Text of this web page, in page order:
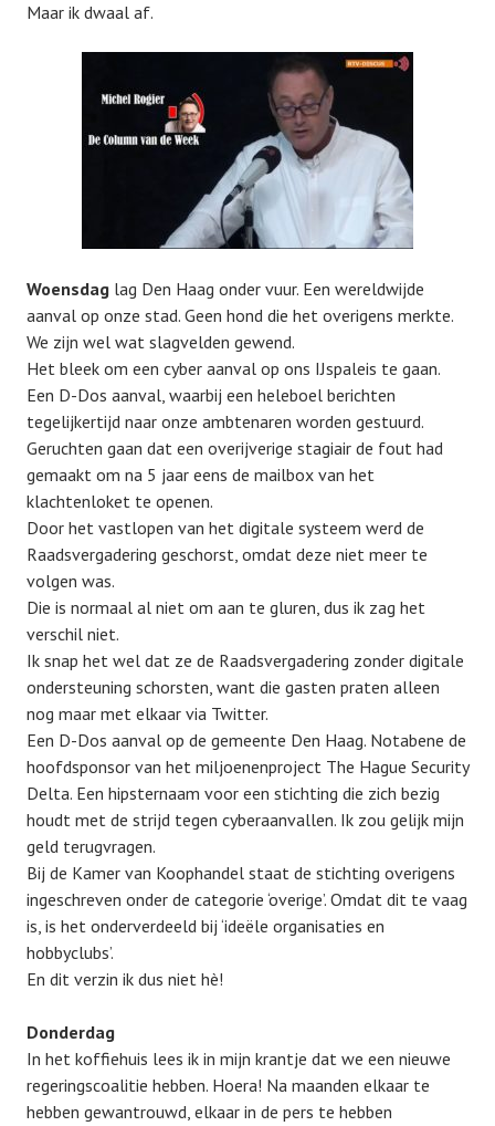
Maar ik dwaal af.
Woensdag lag Den Haag onder vuur. Een wereldwijde
aanval op onze stad. Geen hond die het overigens merkte.
We zijn wel wat slagvelden gewend.
Het bleek om een cyber aanval op ons IJspaleis te gaan.
Een D-Dos aanval, waarbij een heleboel berichten
tegelijkertijd naar onze ambtenaren worden gestuurd.
Geruchten gaan dat een overijverige stagiair de fout had
gemaakt om na 5 jaar eens de mailbox van het
klachtenloket te openen.
Door het vastlopen van het digitale systeem werd de
Raadsvergadering geschorst, omdat deze niet meer te
volgen was.
Die is normaal al niet om aan te gluren, dus ik zag het
verschil niet.
Ik snap het wel dat ze de Raadsvergadering zonder digitale
ondersteuning schorsten, want die gasten praten alleen
nog maar met elkaar via Twitter.
Een D-Dos aanval op de gemeente Den Haag. Notabene de
hoofdsponsor van het miljoenenproject The Hague Security
Delta. Een hipsternaam voor een stichting die zich bezig
houdt met de strijd tegen cyberaanvallen. Ik zou gelijk mijn
geld terugvragen.
Bij de Kamer van Koophandel staat de stichting overigens
ingeschreven onder de categorie ‘overige’. Omdat dit te vaag
is, is het onderverdeeld bij ‘ideële organisaties en
hobbyclubs’.
En dit verzin ik dus niet hè!
Donderdag
In het koffiehuis lees ik in mijn krantje dat we een nieuwe
regeringscoalitie hebben. Hoera! Na maanden elkaar te
hebben gewantrouwd, elkaar in de pers te hebben